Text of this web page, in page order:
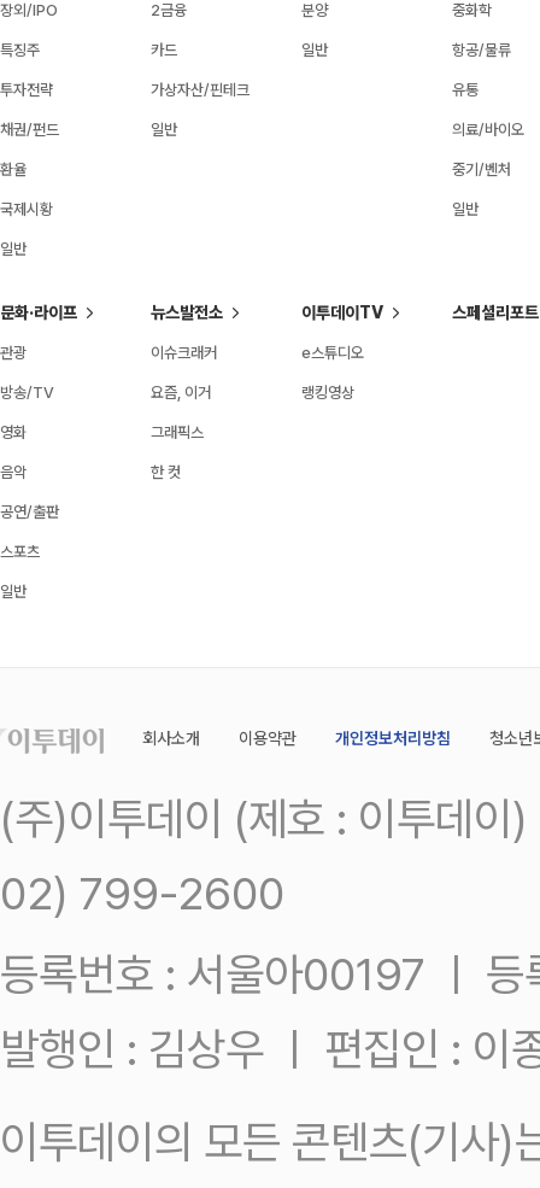
장외/IPO
특징주
투자전략
채권/펀드
환율
국제시황
일반
2금융
카드
가상자산/핀테크
일반
분양
일반
중화학
항공/물류
유통
의료/바이오
중기/벤처
일반
문화·라이프
관광
방송/TV
영화
음악
공연/출판
스포츠
일반
뉴스발전소
이슈크래커
요즘, 이거
그래픽스
한 컷
이투데이TV
e스튜디오
랭킹영상
스페셜리포트
회사소개 이용약관 개인정보처리방침 청소년
(주)이투데이 (제호 : 이투데
02) 799-2600
등록번호 : 서울아00197 ㅣ
발행인 : 김상우 ㅣ 편집인 : 이
이투데이의 모든 콘텐츠(기사)